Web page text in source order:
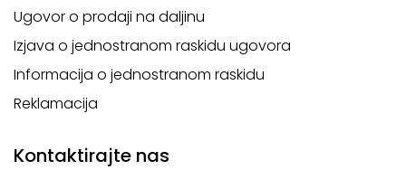
Ugovor o prodaji na daljinu
Izjava o jednostranom raskidu ugovora
Informacija o jednostranom raskidu
Reklamacija
Kontaktirajte nas